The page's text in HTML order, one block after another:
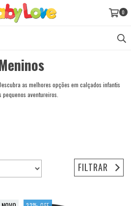
0
as melhores opções em calçados infantis
pequenos aventureiros.
FILTRAR